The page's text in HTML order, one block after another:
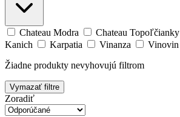
Chateau Modra Chateau Topoľčianky
Kanich
Karpatia Vinanza
Vinovin
Žiadne produkty nevyhovujú filtrom
Vymazať filtre
Zoradiť